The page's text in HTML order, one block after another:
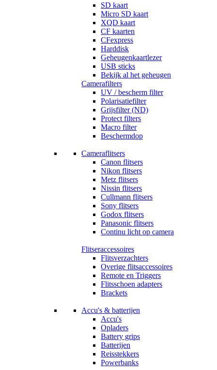
SD kaart
Micro SD kaart
XQD kaart
CF kaarten
CFexpress
Harddisk
Geheugenkaartlezer
USB sticks
Bekijk al het geheugen
Camerafilters
UV / bescherm filter
Polarisatiefilter
Grijsfilter (ND)
Protect filters
Macro filter
Beschermdop
Cameraflitsers
Canon flitsers
Nikon flitsers
Metz flitsers
Nissin flitsers
Cullmann flitsers
Sony flitsers
Godox flitsers
Panasonic flitsers
Continu licht op camera
Flitseraccessoires
Flitsverzachters
Overige flitsaccessoires
Remote en Triggers
Flitsschoen adapters
Brackets
Accu's & batterijen
Accu's
Opladers
Battery grips
Batterijen
Reisstekkers
Powerbanks